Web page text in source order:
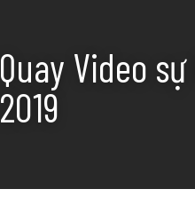
Quay Video
2019